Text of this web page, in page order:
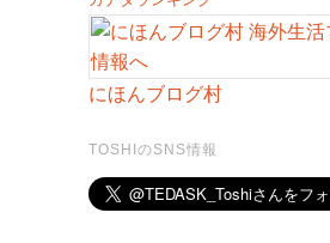
にほんブログ村
TOSHIのSNS情報